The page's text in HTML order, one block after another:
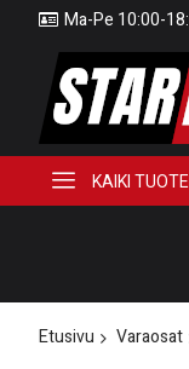
Ma-Pe 10:00-
KAIKI
Etusivu Varaosat